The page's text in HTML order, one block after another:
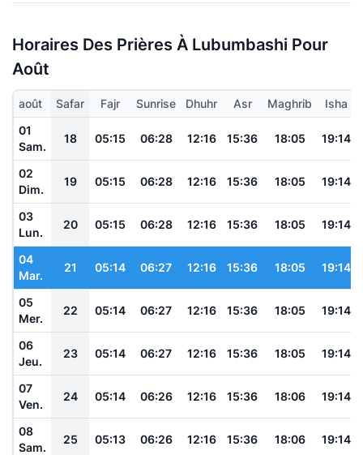
Horaires Des Prières À Lubumbashi Pour
Août
août Safar Fajr Sunrise Dhuhr Asr Maghrib
Isha
01
Sam.
18 05:15 06:28 12:16 15:36 18:05 19:14
02
Dim.
19 05:15 06:28 12:16 15:36 18:05 19:14
03
Lun.
20 05:15 06:28 12:16 15:36 18:05 19:14
04
Mar.
21 05:14 06:27 12:16 15:36 18:05 19:14
05
Mer.
22 05:14 06:27 12:16 15:36 18:05 19:14
06
Jeu.
23 05:14 06:27 12:16 15:36 18:05 19:14
07
Ven.
24 05:14 06:26 12:16 15:36 18:06 19:14
08
Sam.
25 05:13 06:26 12:16 15:36 18:06 19:14